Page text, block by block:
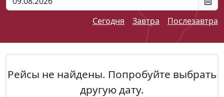
Сегодня Завтра Послезавтра
Рейсы не найдены. Попробуйте выбрать
другую дату.